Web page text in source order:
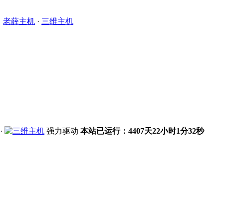
老薛主机 · 三维主机
· 强力驱动 本站已运行：4407天22小时1分32秒